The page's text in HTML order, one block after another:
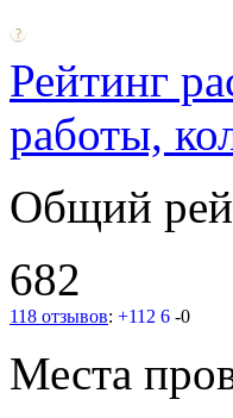
Рейтинг
работы,
Общий
682
118 отзывов: +112 6 -0
Места